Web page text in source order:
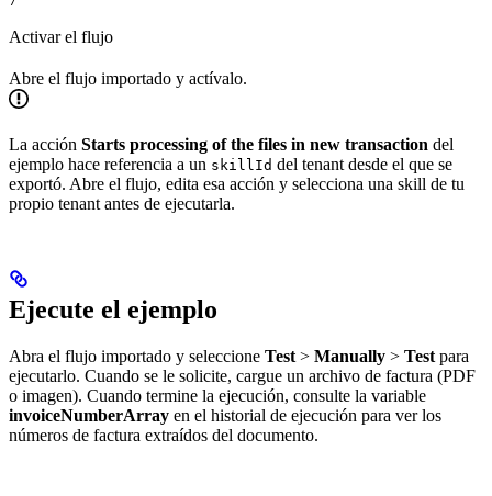
Activar el flujo
Abre el flujo importado y actívalo.
La acción Starts processing of the files in new transaction del
ejemplo hace referencia a un skillId del tenant desde el que se
exportó. Abre el flujo, edita esa acción y selecciona una skill de tu
propio tenant antes de ejecutarla.
Ejecute el ejemplo
Abra el flujo importado y seleccione Test > Manually > Test para
ejecutarlo. Cuando se le solicite, cargue un archivo de factura (PDF
o imagen). Cuando termine la ejecución, consulte la variable
invoiceNumberArray en el historial de ejecución para ver los
números de factura extraídos del documento.